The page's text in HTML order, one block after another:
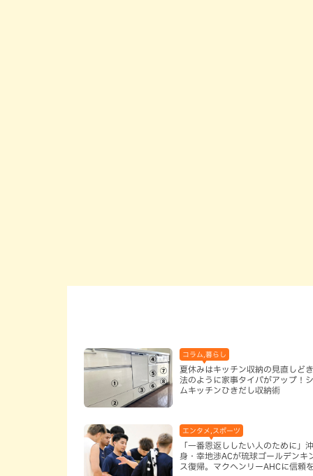
コラム,暮らし
夏休みはキッチン収納の見直しど
法のように家事タイパがアップ！
ムキッチンひきだし収納術
エンタメ,スポーツ
「一番恩返ししたい人のために」
身・幸地渉ACが琉球ゴールデンキ
ス復帰。マクヘンリーAHCに信頼